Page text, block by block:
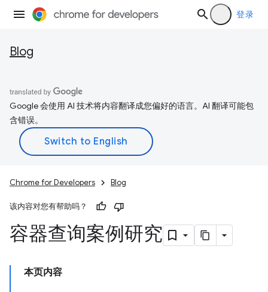
登录
Blog
Google 会使用 AI 技术将内容翻译成您偏好的语言。AI 翻译可能包
含错误。
Chrome for Developers Blog
该内容对您有帮助吗？
容器查询案例研究
本页内容